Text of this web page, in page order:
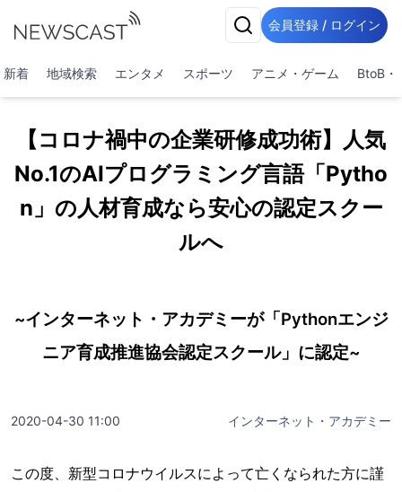
会員登録 / ログイン
新着 地域検索 エンタメ スポーツ アニメ・ゲーム BtoB・
【コロナ禍中の企業研修成功術】人気
No.1のAIプログラミング言語「Pytho
n」の人材育成なら安心の認定スクー
ルへ
~インターネット・アカデミーが「Pythonエンジ
ニア育成推進協会認定スクール」に認定~
2020-04-30 11:00 インターネット・アカデミー
この度、新型コロナウイルスによって亡くなられた方に謹